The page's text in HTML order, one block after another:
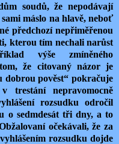
soudů, že nepodávají
máslo na hlavě, neboť
předchozí nepřiměřenou
kterou tím nechali narůst
výše zmíněného
že citovaný názor je
dobrou pověst“ pokračuje
trestání nepravomocně
rozsudku odročil
o sedmdesát tři dny, a to
očekávali, že za
rozsudku dojde